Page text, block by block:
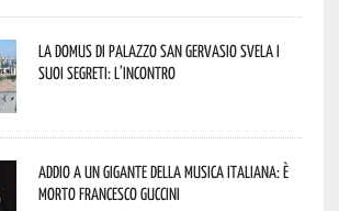
La Domus di Palazzo San Gervasio svela i
suoi segreti: l’incontro
Addio a un gigante della musica italiana: è
morto Francesco Guccini